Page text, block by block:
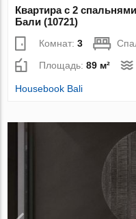
Квартира с 2
Бали (10721)
Комнат:3
Площадь:89 м²
Housebook Bali